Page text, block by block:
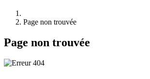
Page non trouvée
Page non trouvée